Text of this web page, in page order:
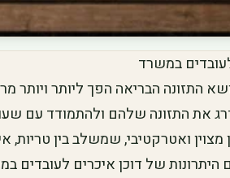
במשרד
התזונה הבריאה הפך ליותר ויותר
את התזונה שלהם ולהתמודד עם
מצוין ואטרקטיבי, שמשלב בין טריות,
של דוכן איכרים לעובדים